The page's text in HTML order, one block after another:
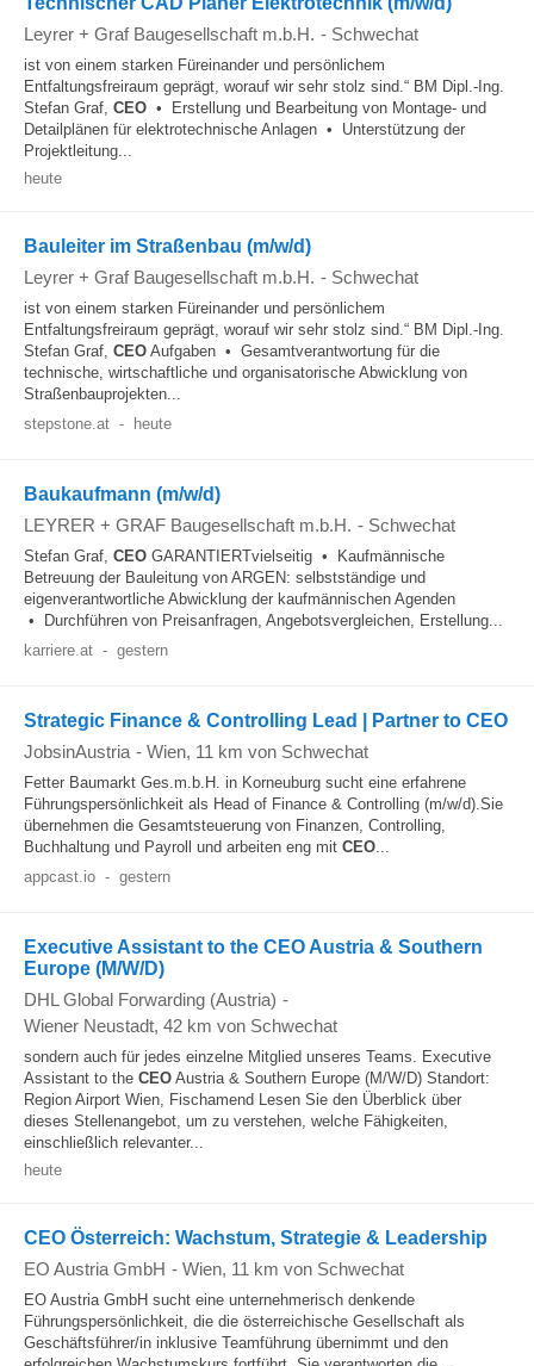
Leyrer + Graf Baugesellschaft m.b.H. - Schwechat
ist von einem starken Füreinander und persönlichem
Entfaltungsfreiraum geprägt, worauf wir sehr stolz sind.“ BM Dipl.-Ing.
Stefan Graf, CEO • Erstellung und Bearbeitung von Montage- und
Detailplänen für elektrotechnische Anlagen • Unterstützung der
Projektleitung...
heute
Bauleiter im Straßenbau (m/w/d)
Leyrer + Graf Baugesellschaft m.b.H. - Schwechat
ist von einem starken Füreinander und persönlichem
Entfaltungsfreiraum geprägt, worauf wir sehr stolz sind.“ BM Dipl.-Ing.
Stefan Graf, CEO Aufgaben • Gesamtverantwortung für die
technische, wirtschaftliche und organisatorische Abwicklung von
Straßenbauprojekten...
stepstone.at - heute
Baukaufmann (m/w/d)
LEYRER + GRAF Baugesellschaft m.b.H. - Schwechat
Stefan Graf, CEO GARANTIERTvielseitig • Kaufmännische
Betreuung der Bauleitung von ARGEN: selbstständige und
eigenverantwortliche Abwicklung der kaufmännischen Agenden
• Durchführen von Preisanfragen, Angebotsvergleichen, Erstellung...
karriere.at - gestern
Strategic Finance & Controlling Lead | Partner to CEO
JobsinAustria - Wien, 11 km von Schwechat
Fetter Baumarkt Ges.m.b.H. in Korneuburg sucht eine erfahrene
Führungspersönlichkeit als Head of Finance & Controlling (m/w/d).Sie
übernehmen die Gesamtsteuerung von Finanzen, Controlling,
Buchhaltung und Payroll und arbeiten eng mit CEO...
appcast.io - gestern
Executive Assistant to the CEO Austria & Southern
Europe (M/W/D)
DHL Global Forwarding (Austria) -
Wiener Neustadt, 42 km von Schwechat
sondern auch für jedes einzelne Mitglied unseres Teams. Executive
Assistant to the CEO Austria & Southern Europe (M/W/D) Standort:
Region Airport Wien, Fischamend Lesen Sie den Überblick über
dieses Stellenangebot, um zu verstehen, welche Fähigkeiten,
einschließlich relevanter...
heute
CEO Österreich: Wachstum, Strategie & Leadership
EO Austria GmbH - Wien, 11 km von Schwechat
EO Austria GmbH sucht eine unternehmerisch denkende
Führungspersönlichkeit, die die österreichische Gesellschaft als
Geschäftsführer/in inklusive Teamführung übernimmt und den